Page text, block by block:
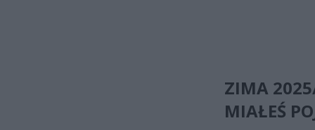
ZIMA
MIAŁEŚ